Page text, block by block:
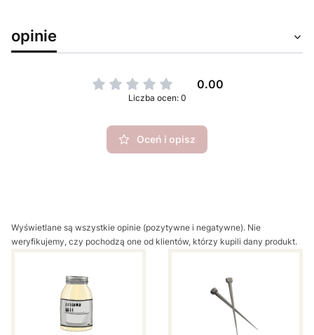
opinie
0.00
Liczba ocen: 0
Oceń i opisz
Wyświetlane są wszystkie opinie (pozytywne i negatywne). Nie
weryfikujemy, czy pochodzą one od klientów, którzy kupili dany produkt.